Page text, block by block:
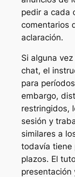
pedir a cada
comentarios
aclaración.
Si alguna
chat, el
para
embargo,
restringidos,
sesión y
similares a
todavía tiene
plazos. El
presentación